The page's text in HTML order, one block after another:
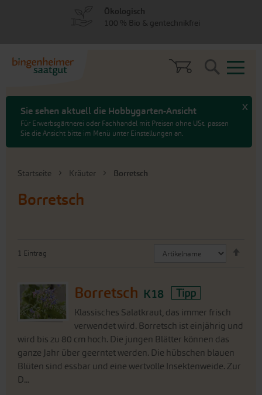
Sie sehen aktuell die Hobbygarten-Ansicht
Für Erwerbsgärtnerei oder Fachhandel mit Preisen ohne USt. passen
Sie die Ansicht bitte im Menü unter Einstellungen an.
x
Search
Startseite Kräuter Borretsch
Borretsch
1 Eintrag
Borretsch K18 Tipp
Klassisches Salatkraut, das immer frisch
verwendet wird. Borretsch ist einjährig und
wird bis zu 80 cm hoch. Die jungen Blätter können das
ganze Jahr über geerntet werden. Die hübschen blauen
Blüten sind essbar und eine wertvolle Insektenweide. Zur
D...
Ökologisch
100 % Bio & gentechnikfrei